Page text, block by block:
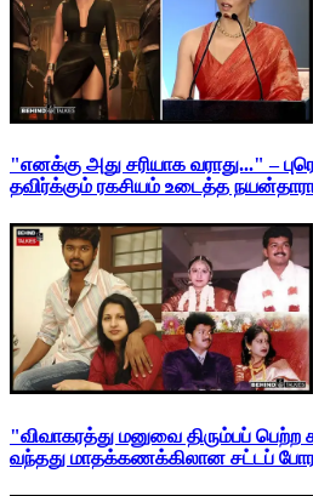
"எனக்கு அது சரியாக வராது..." –
தவிர்க்கும் ரகசியம் உடைத்த
"விவாகரத்து மனுவை திரும்பப் பெற்ற
வந்தது மாதக்கணக்கிலான சட்டப்